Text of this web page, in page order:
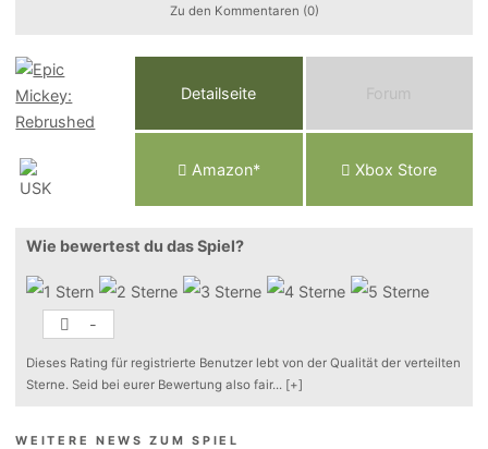
Zu den Kommentaren (0)
Detailseite Forum
Amazon* Xbox Store
Wie bewertest du das Spiel?
-
Dieses Rating für registrierte Benutzer lebt von der Qualität der verteilten
Sterne. Seid bei eurer Bewertung also fair... [+]
WEITERE NEWS ZUM SPIEL